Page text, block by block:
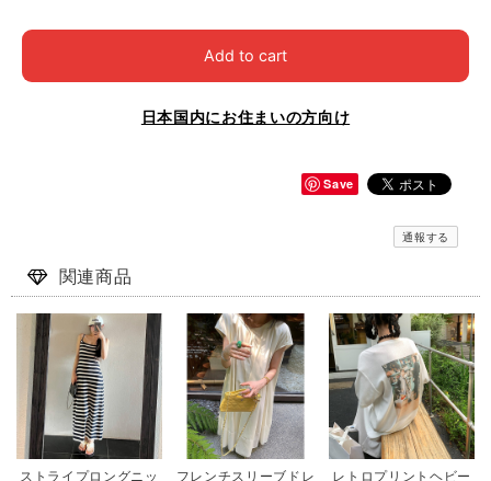
Add to cart
日本国内にお住まいの方向け
Save
通報する
関連商品
ストライプロングニッ
フレンチスリーブドレ
レトロプリントヘビー